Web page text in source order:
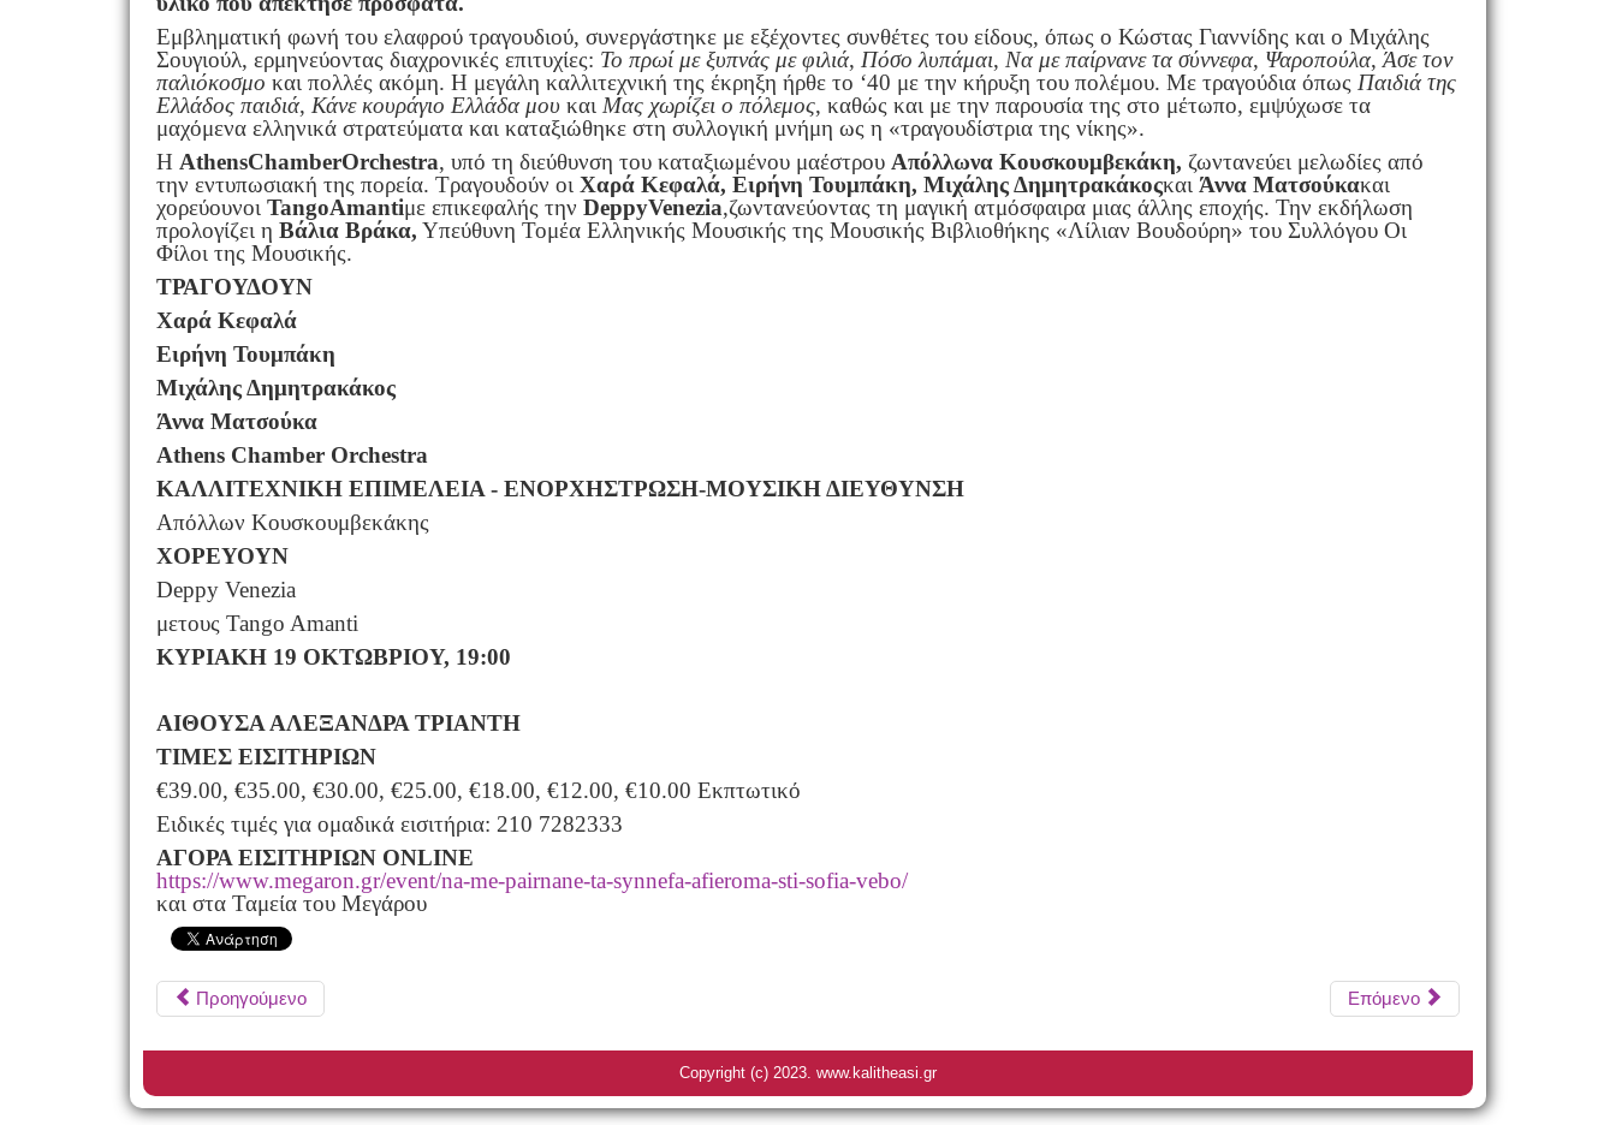
Εμβληματική φωνή του ελαφρού τραγουδιού, συνεργάστηκε με εξέχοντες συνθέτες του είδους, όπως ο Κώστας Γιαννίδης και ο Μιχάλης
Σουγιούλ, ερμηνεύοντας διαχρονικές επιτυχίες: Το πρωί με ξυπνάς με φιλιά, Πόσο λυπάμαι, Να με παίρνανε τα σύννεφα, Ψαροπούλα,Άσε τον
παλιόκοσμο και πολλές ακόμη. Η μεγάλη καλλιτεχνική της έκρηξη ήρθε το ‘40 με την κήρυξη του πολέμου. Με τραγούδια όπως Παιδιά της
Ελλάδος παιδιά, Κάνε κουράγιο Ελλάδα μουκαι Μας χωρίζει ο πόλεμος, καθώς και με την παρουσία της στο μέτωπο, εμψύχωσε τα
μαχόμενα ελληνικά στρατεύματα και καταξιώθηκε στη συλλογική μνήμη ως η «τραγουδίστρια της νίκης».
Η AthensChamberOrchestra, υπό τη διεύθυνση του καταξιωμένου μαέστρου Απόλλωνα Κουσκουμβεκάκη, ζωντανεύει μελωδίες από
την εντυπωσιακή της πορεία. Τραγουδούν οι Χαρά Κεφαλά, Ειρήνη Τουμπάκη, Μιχάλης Δημητρακάκοςκαι Άννα Ματσούκακαι
χορεύουνοι TangoAmantiμε επικεφαλής την DeppyVenezia,ζωντανεύοντας τη μαγική ατμόσφαιρα μιας άλλης εποχής. Την εκδήλωση
προλογίζει η Βάλια Βράκα, Υπεύθυνη Τομέα Ελληνικής Μουσικής της Μουσικής Βιβλιοθήκης «Λίλιαν Βουδούρη» του Συλλόγου Οι
Φίλοι της Μουσικής.
ΤΡΑΓΟΥΔΟΥΝ
Χαρά Κεφαλά
Ειρήνη Τουμπάκη
Μιχάλης Δημητρακάκος
Άννα Ματσούκα
Athens Chamber Orchestra
ΚΑΛΛΙΤΕΧΝΙΚΗ ΕΠΙΜΕΛΕΙΑ - ΕΝΟΡΧΗΣΤΡΩΣΗ-ΜΟΥΣΙΚΗ ΔΙΕΥΘΥΝΣΗ
Απόλλων Κουσκουμβεκάκης
ΧΟΡΕΥΟΥΝ
Deppy Venezia
μετους Tango Amanti
ΚΥΡΙΑΚΗ 19 ΟΚΤΩΒΡΙΟΥ, 19:00
ΑΙΘΟΥΣΑ ΑΛΕΞΑΝΔΡΑ ΤΡΙΑΝΤΗ
ΤΙΜΕΣ ΕΙΣΙΤΗΡΙΩΝ
€39.00, €35.00, €30.00, €25.00, €18.00, €12.00, €10.00 Εκπτωτικό
Ειδικές τιμές για ομαδικά εισιτήρια: 210 7282333
ΑΓΟΡΑ ΕΙΣΙΤΗΡΙΩΝ ONLINE
https://www.megaron.gr/event/na-me-pairnane-ta-synnefa-afieroma-sti-sofia-vebo/
και στα Ταμεία του Μεγάρου
Προηγούμενο Επόμενο
Copyright (c) 2023. www.kalitheasi.gr